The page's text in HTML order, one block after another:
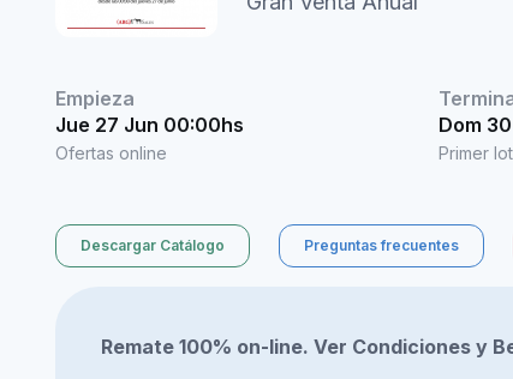
Empieza
Jue 27 Jun 00:00hs
Ofertas online
Dom
Primer
Descargar Catálogo Preguntas frecuentes
Remate 100% on-line. Ver Condiciones y